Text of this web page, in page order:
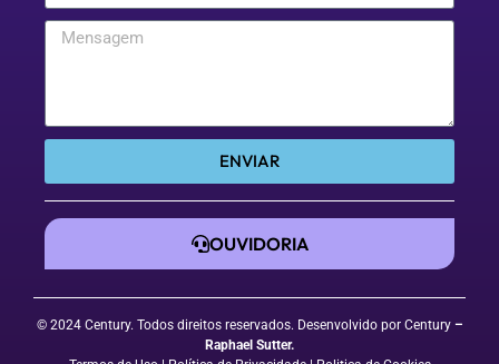
ENVIAR
OUVIDORIA
© 2024 Century. Todos direitos reservados. Desenvolvido por Century –
Raphael Sutter.